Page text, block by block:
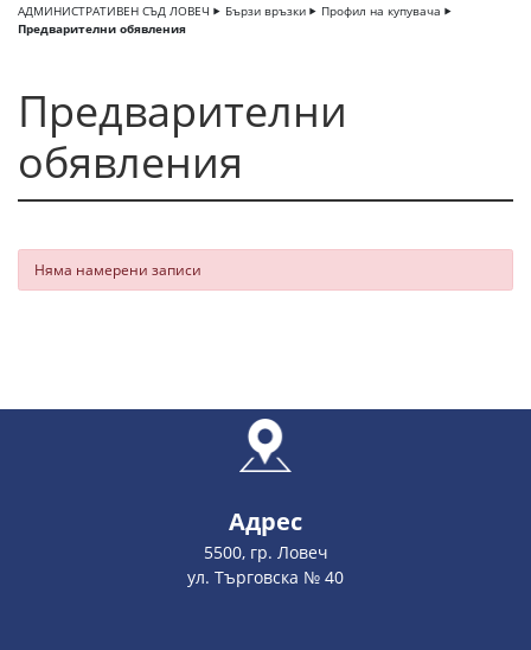
АДМИНИСТРАТИВЕН СЪД ЛОВЕЧ Бързи връзки
Профил на купувача
Предварителни обявления
Предварителни
обявления
Няма намерени записи
Адрес
5500, гр. Ловеч
ул. Търговска № 40